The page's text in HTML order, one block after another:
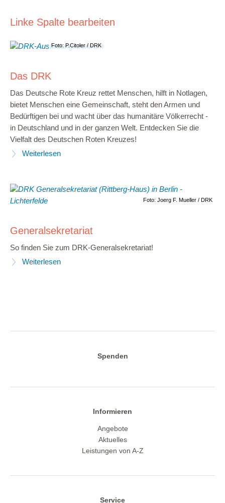
Linke Spalte bearbeiten
Foto: P.Citoler / DRK
Das DRK
Das Deutsche Rote Kreuz rettet Menschen, hilft in Notlagen,
bietet Menschen eine Gemeinschaft, steht den Armen und
Bedürftigen bei und wacht über das humanitäre Völkerrecht -
in Deutschland und in der ganzen Welt. Entdecken Sie die
Vielfalt des Deutschen Roten Kreuzes!
Weiterlesen
Foto: Joerg F. Mueller / DRK
Generalsekretariat
So finden Sie zum DRK-Generalsekretariat!
Weiterlesen
Spenden
Informieren
Angebote
Aktuelles
Leistungen von A-Z
Service